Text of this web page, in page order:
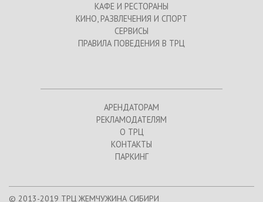
КАФЕ И РЕСТОРАНЫ
КИНО, РАЗВЛЕЧЕНИЯ И СПОРТ
СЕРВИСЫ
ПРАВИЛА ПОВЕДЕНИЯ В ТРЦ
АРЕНДАТОРАМ
РЕКЛАМОДАТЕЛЯМ
О ТРЦ
КОНТАКТЫ
ПАРКИНГ
© 2013-2019 ТРЦ ЖЕМЧУЖИНА СИБИРИ